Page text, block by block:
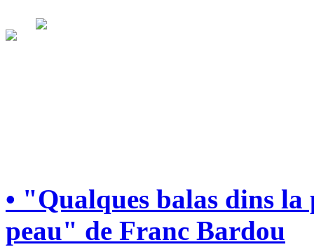
• "Qualques balas dins
peau" de Franc Bardou